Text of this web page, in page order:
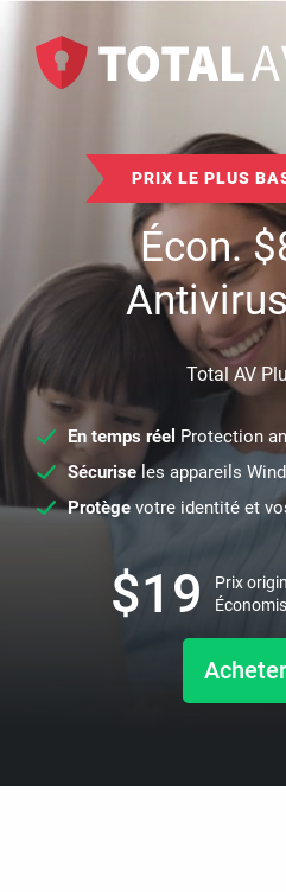
PRIX LE PLUS
Écon.$
Total AV
En temps réel Protection
Sécuriseles appareils
Protège votre identité et
Acheter
$19 Prix